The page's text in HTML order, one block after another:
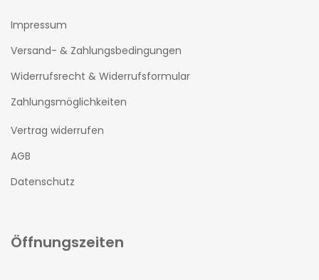
Impressum
Versand- & Zahlungsbedingungen
Widerrufsrecht & Widerrufsformular
Zahlungsmöglichkeiten
Vertrag widerrufen
AGB
Datenschutz
Öffnungszeiten